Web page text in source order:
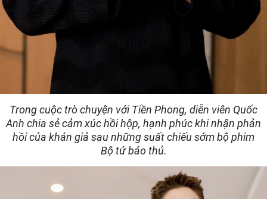
Trong cuộc trò chuyện với Tiền Phong, diễn viên Quốc
Anh chia sẻ cảm xúc hồi hộp, hạnh phúc khi nhận phản
hồi của khán giả sau những suất chiếu sớm bộ phim
Bộ tứ báo thủ.